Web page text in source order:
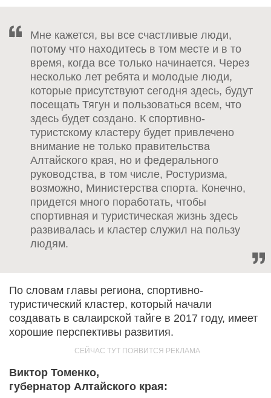
Мне кажется, вы все счастливые люди,
потому что находитесь в том месте и в то
время, когда все только начинается. Через
несколько лет ребята и молодые люди,
которые присутствуют сегодня здесь, будут
посещать Тягун и пользоваться всем, что
здесь будет создано. К спортивно-
туристскому кластеру будет привлечено
внимание не только правительства
Алтайского края, но и федерального
руководства, в том числе, Ростуризма,
возможно, Министерства спорта. Конечно,
придется много поработать, чтобы
спортивная и туристическая жизнь здесь
развивалась и кластер служил на пользу
людям.
По словам главы региона, спортивно-
туристический кластер, который начали
создавать в салаирской тайге в 2017 году, имеет
хорошие перспективы развития.
Виктор Томенко,
губернатор Алтайского края: